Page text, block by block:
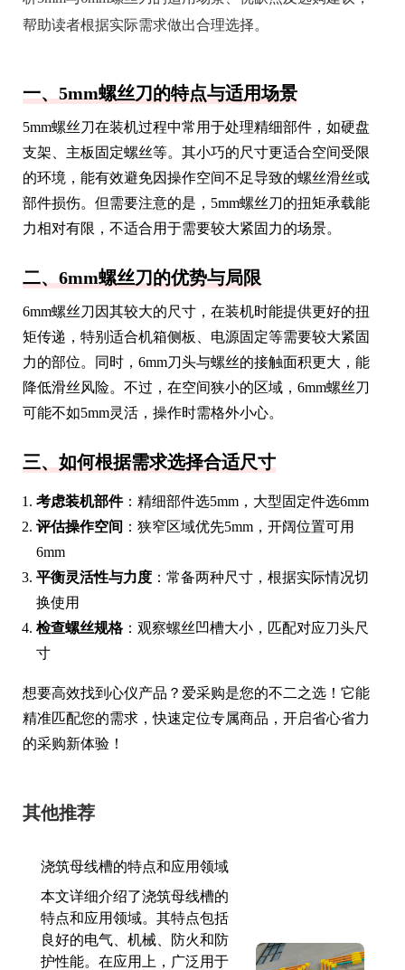
帮助读者根据实际需求做出合理选择。
一、5mm螺丝刀的特点与适用场景
5mm螺丝刀在装机过程中常用于处理精细部件，如硬盘
支架、主板固定螺丝等。其小巧的尺寸更适合空间受限
的环境，能有效避免因操作空间不足导致的螺丝滑丝或
部件损伤。但需要注意的是，5mm螺丝刀的扭矩承载能
力相对有限，不适合用于需要较大紧固力的场景。
二、6mm螺丝刀的优势与局限
6mm螺丝刀因其较大的尺寸，在装机时能提供更好的扭
矩传递，特别适合机箱侧板、电源固定等需要较大紧固
力的部位。同时，6mm刀头与螺丝的接触面积更大，能
降低滑丝风险。不过，在空间狭小的区域，6mm螺丝刀
可能不如5mm灵活，操作时需格外小心。
三、如何根据需求选择合适尺寸
考虑装机部件：精细部件选5mm，大型固定件选6mm
评估操作空间 ：狭窄区域优先5mm，开阔位置可用
6mm
平衡灵活性与力度 ：常备两种尺寸，根据实际情况切
换使用
检查螺丝规格：观察螺丝凹槽大小，匹配对应刀头尺
寸
想要高效找到心仪产品？爱采购是您的不二之选！它能
精准匹配您的需求，快速定位专属商品，开启省心省力
的采购新体验！
其他推荐
浇筑母线槽的特点和应用领域
本文详细介绍了浇筑母线槽的
特点和应用领域。其特点包括
良好的电气、机械、防火和防
护性能。在应用上，广泛用于